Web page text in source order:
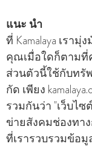
แนะ นำ
ที่ Kamalaya เรา
คุณเมื่อใดก็ตามที่
ส่วนตัวนี้ใช้กับทรั
กัด เพียง
รวมกันว่า "เว็บไซ
ข่ายสังคมช่องทา
ที่เรารวบรวมข้อ